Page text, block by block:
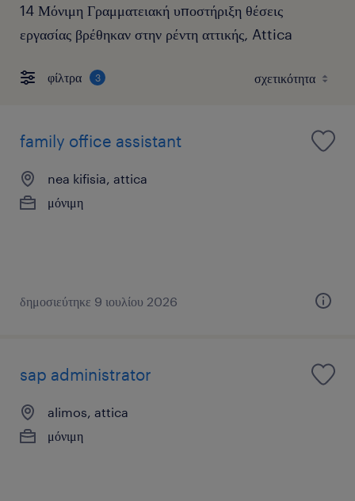
14 Μόνιμη Γραμματειακή υποστήριξη θέσεις
εργασίας βρέθηκαν στην ρέντη αττικής, Attica
φίλτρα 3
family office assistant
nea kifisia, attica
μόνιμη
δημοσιεύτηκε 9 ιουλίου 2026
sap administrator
alimos, attica
μόνιμη